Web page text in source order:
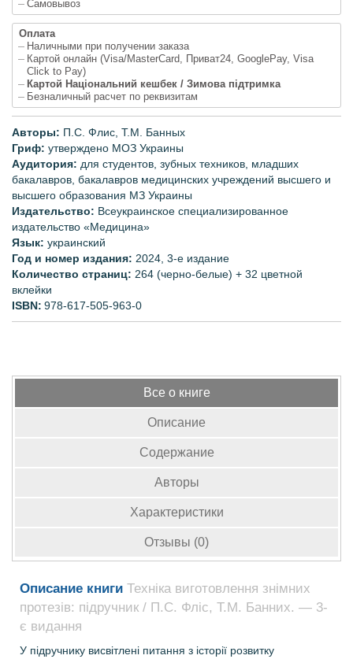
Самовывоз
Оплата
Наличными при получении заказа
Картой онлайн (Visa/MasterCard, Приват24, GooglePay, Visa
Click to Pay)
Картой Національний кешбек / Зимова підтримка
Безналичный расчет по реквизитам
Авторы: П.С. Флис, Т.М. Банных
Гриф: утверждено МОЗ Украины
Аудитория: для студентов, зубных техников, младших
бакалавров, бакалавров медицинских учреждений высшего и
высшего образования МЗ Украины
Издательство: Всеукраинское специализированное
издательство «Медицина»
Язык: украинский
Год и номер издания: 2024, 3-е издание
Количество страниц: 264 (черно-белые) + 32 цветной
вклейки
ISBN: 978-617-505-963-0
Все о книге
Описание
Содержание
Авторы
Характеристики
Отзывы (0)
Описание книги Техніка виготовлення знімних
протезів: підручник / П.С. Фліс, Т.М. Банних. — 3-
є видання
У підручнику висвітлені питання з історії розвитку